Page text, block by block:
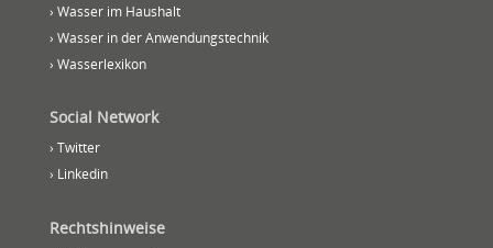
› Wasser im Haushalt
› Wasser in der Anwendungstechnik
› Wasserlexikon
Social Network
› Twitter
› Linkedin
Rechtshinweise